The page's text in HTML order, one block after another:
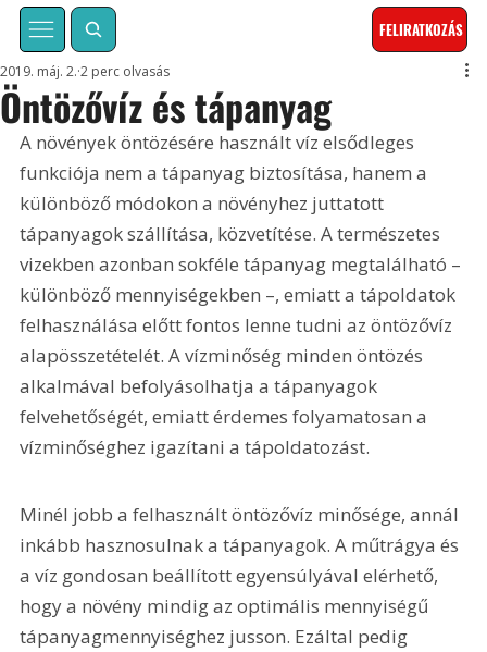
FELIRATKOZÁS
Öntözővíz és tápanyag
2019. máj. 2. 2 perc olvasás
A növények öntözésére használt víz elsődleges
funkciója nem a tápanyag biztosítása, hanem a
különböző módokon a növényhez juttatott
tápanyagok szállítása, közvetítése. A természetes
vizekben azonban sokféle tápanyag megtalálható –
különböző mennyiségekben –, emiatt a tápoldatok
felhasználása előtt fontos lenne tudni az öntözővíz
alapösszetételét. A vízminőség minden öntözés
alkalmával befolyásolhatja a tápanyagok
felvehetőségét, emiatt érdemes folyamatosan a
vízminőséghez igazítani a tápoldatozást.
Minél jobb a felhasznált öntözővíz minősége, annál
inkább hasznosulnak a tápanyagok. A műtrágya és
a víz gondosan beállított egyensúlyával elérhető,
hogy a növény mindig az optimális mennyiségű
tápanyagmennyiséghez jusson. Ezáltal pedig